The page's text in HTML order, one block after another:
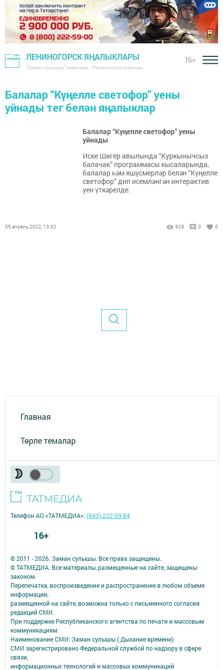
ЛЕНИНОГОРСК ЯҢАЛЫКЛАРЫ
"Заман сулышы" газетасы - Лениногорск районы
16+
Балалар “Күңелле светофор” уены
уйнады тег белән яңалыклар
Балалар “Күңелле светофор” уены
уйнады
Иске Шөгер авылында “Куркынычсыз
балачак” программасы кысаларында,
балалар һәм яшүсмерләр белән “Күңелле
светофор” дип исемләнгән интерактив
уен үткәрелде.
05 апрель 2022, 13:32 929 0 0
Главная
Төрле темалар
© 2011 - 2026. Заман сулышы. Все права защищены.
© ТАТМЕДИА. Все материалы, размещенные на сайте, защищены
законом.
Перепечатка, воспроизведение и распространение в любом объеме
информации,
размещенной на сайте, возможна только с письменного согласия
редакций СМИ.
При поддержке Республиканского агентства по печати и массовым
коммуникациям.
Наименование СМИ: Заман сулышы ( Дыхание времени)
СМИ зарегистрировано Федеральной службой по надзору в сфере
связи,
информационных технологий и массовых коммуникаций
Телефон АО «ТАТМЕДИА»:(843) 222 09 84
16+